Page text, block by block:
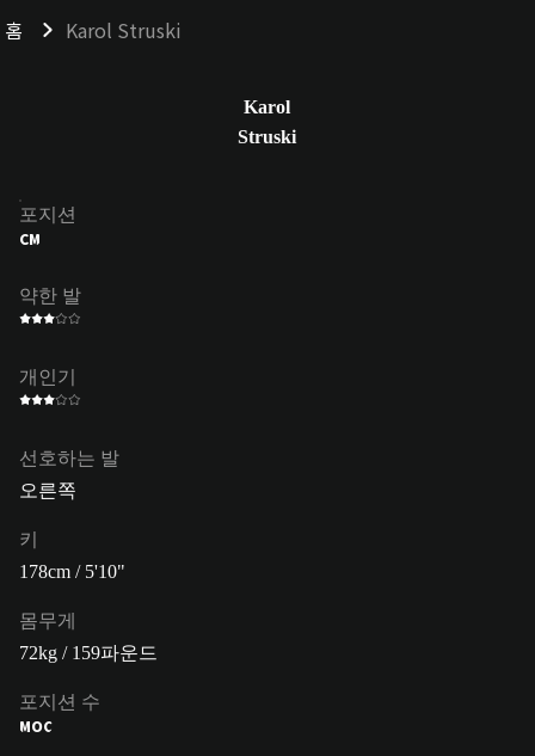
홈 Karol Struski
Karol
Struski
포지션
CM
약한 발
개인기
선호하는 발
오른쪽
키
178cm / 5'10"
몸무게
72kg / 159파운드
포지션 수
MOC